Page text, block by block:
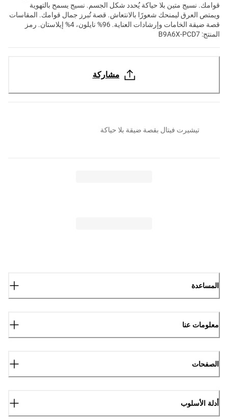
قوامك. نسيج متين بلا حياكة يُحدد شكل الجسم. نسيج يسمح بالتهوية
ويمتص العرق ليمنحك شعورًا بالانتعاش. قصة تُبرز جمال قوامك. المقاسات
قصة ضيقة الخامات وإرشادات العناية. 96% نايلون، 4% إيلاستان. رمز
المنتج: B9A6X-PCD7
مشاركة
تيشيرت فيتال بقصة ضيقة بلا حياكة
المساعدة
معلومات عنا
الصفحات
أدلة الأسلوب